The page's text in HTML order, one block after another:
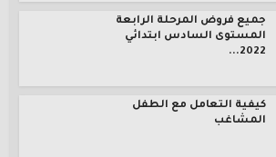
جميع فروض المرحلة الرابعة
المستوى السادس ابتدائي
2022...
كيفية التعامل مع الطفل
المشاغب